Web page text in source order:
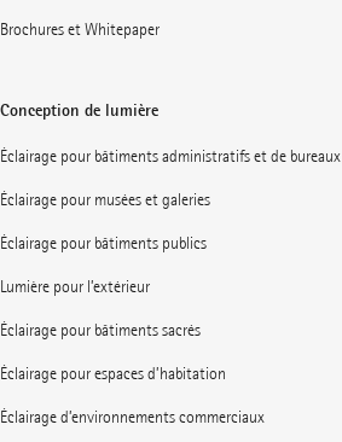
Brochures et Whitepaper
Conception de lumière
Éclairage pour bâtiments administratifs et de bureaux
Éclairage pour musées et galeries
Éclairage pour bâtiments publics
Lumière pour l’extérieur
Éclairage pour bâtiments sacrés
Éclairage pour espaces d’habitation
Éclairage d’environnements commerciaux